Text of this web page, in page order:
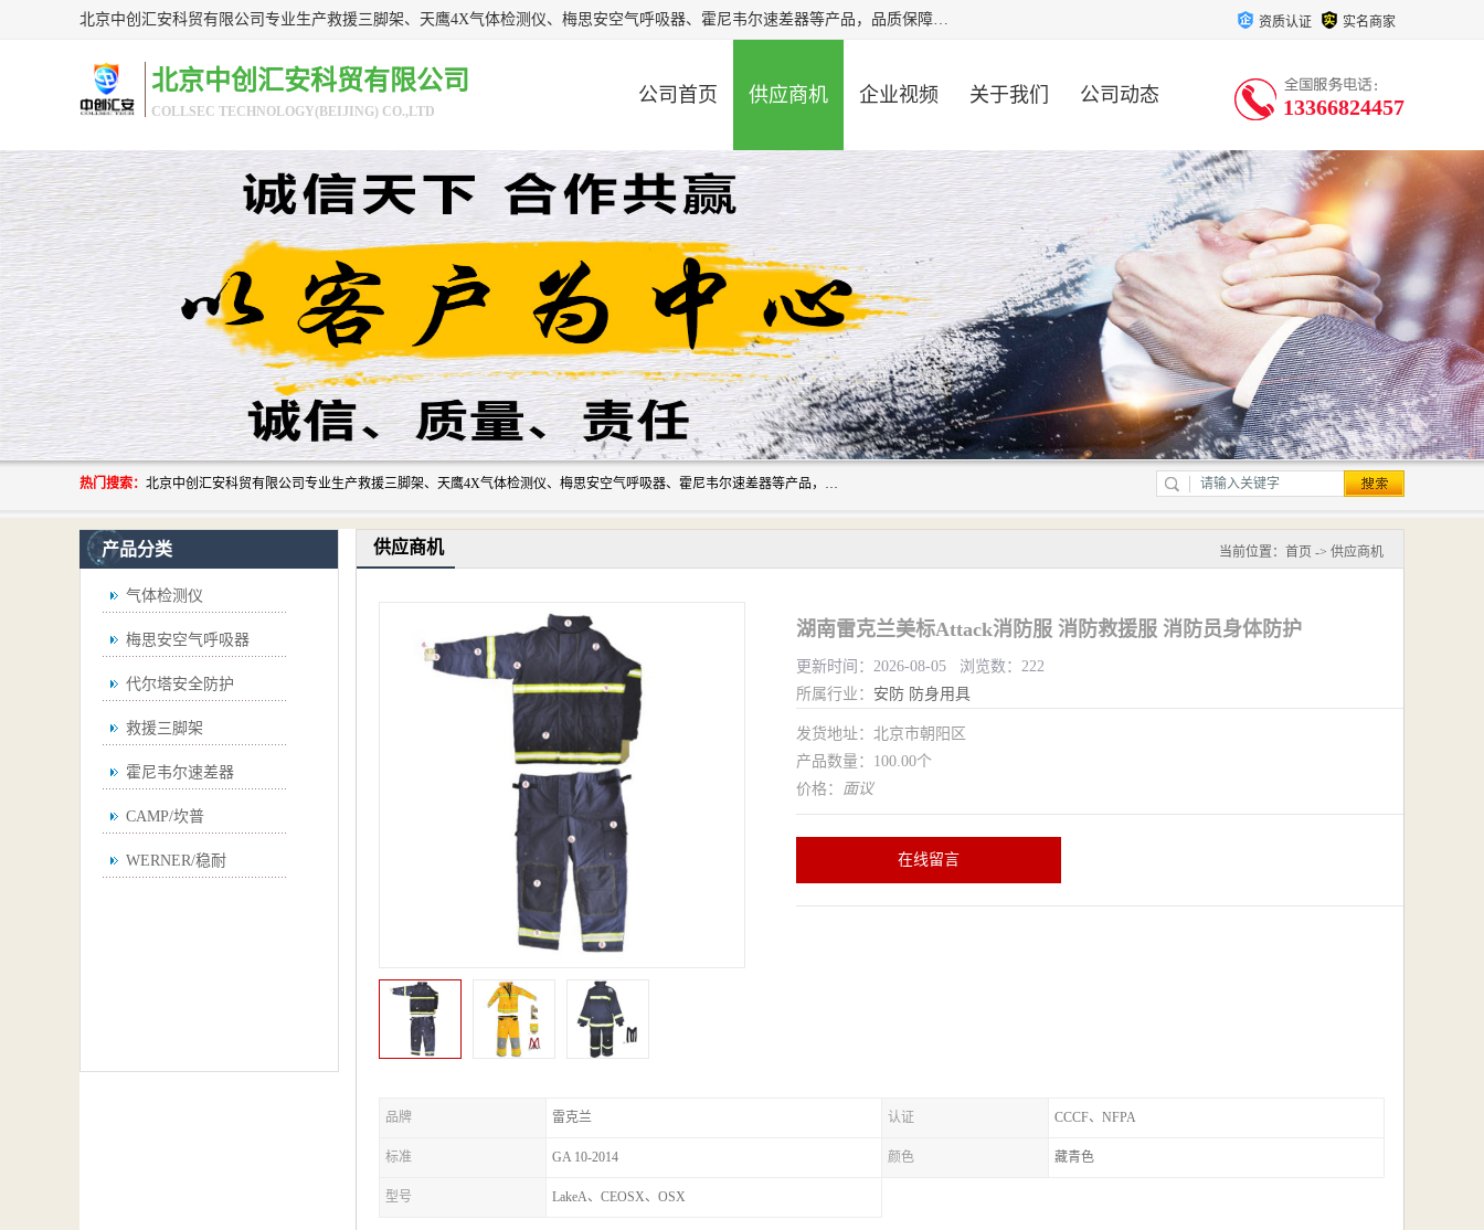
北京中创汇安科贸有限公司专业生产救援三脚架、天鹰4X气体检测仪、梅思安空气呼吸器、霍尼韦尔速差器等产品，品质保障，价格合理，欢迎在线致电咨询。 资质认证 实名商家
北京中创汇安科贸有限公司
COLLSEC TECHNOLOGY(BEIJING) CO.,LTD
公司首页 供应商机 企业视频 关于我们 公司动态 13366824457
热门搜索： 北京中创汇安科贸有限公司专业生产救援三脚架、天鹰4X气体检测仪、梅思安空气呼吸器、霍尼韦尔速差器等产品，品质保障，价格合理，欢迎在线致电咨询。
产品分类
气体检测仪
梅思安空气呼吸器
代尔塔安全防护
救援三脚架
霍尼韦尔速差器
CAMP/坎普
WERNER/稳耐
供应商机 当前位置： 首页 -> 供应商机
湖南雷克兰美标Attack消防服 消防救援服 消防员身体防护
更新时间：2026-08-05 浏览数：222
所属行业： 安防 防身用具
发货地址：北京市朝阳区
产品数量：100.00个
价格： 面议
在线留言
品牌 雷克兰 认证 CCCF、NFPA
标准 GA 10-2014 颜色 藏青色
型号 LakeA、CEOSX、OSX